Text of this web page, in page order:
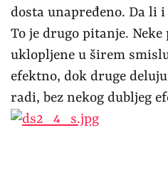
dosta unapređeno. Da li
To je drugo pitanje.
uklopljene u širem
efektno, dok druge
radi, bez nekog dubljeg